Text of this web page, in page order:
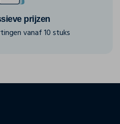
prijzen
vanaf 10 stuks